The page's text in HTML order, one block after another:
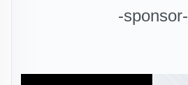
-sponsor-